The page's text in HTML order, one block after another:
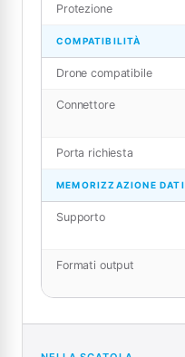
Protezione
COMPATIBILITÀ
Drone compatibile
Connettore
Porta richiesta
MEMORIZZAZIONE DATI
Supporto
Formati output